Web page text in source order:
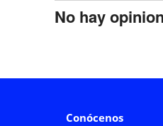
No hay
Conócenos